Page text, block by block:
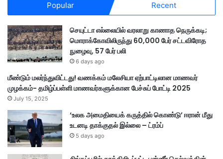
Popular Recent
செயுட்டா எல்லையில் வரலாறு காணாத நெருக்கடி;
மொராக்கோவிலிருந்து 60,000 பேர் சட்டவிரோத
நுழைவு, 57 பேர் பலி
6 days ago
மீண்டும் மலர்ந்துவிட்டது! வணக்கம் மலேசியா ஏற்பாட்டிலான மாணவர்
முழக்கம்- தமிழ்ப்பள்ளி மாணவர்களுக்கான பேச்சுப் போட்டி 2025
July 15, 2025
‘உலக அமைதியைக் கருத்தில் கொண்டு’ ஈரான் மீது
உடனடி தாக்குதல் இல்லை – ட்ரம்ப்
5 days ago